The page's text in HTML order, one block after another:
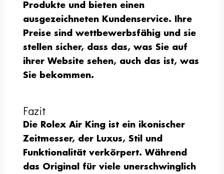
Produkte und bieten einen
ausgezeichneten Kundenservice. Ihre
Preise sind wettbewerbsfähig und sie
stellen sicher, dass das, was Sie auf
ihrer Website sehen, auch das ist, was
Sie bekommen.
Fazit
Die Rolex Air King ist ein ikonischer
Zeitmesser, der Luxus, Stil und
Funktionalität verkörpert. Während
das Original für viele unerschwinglich